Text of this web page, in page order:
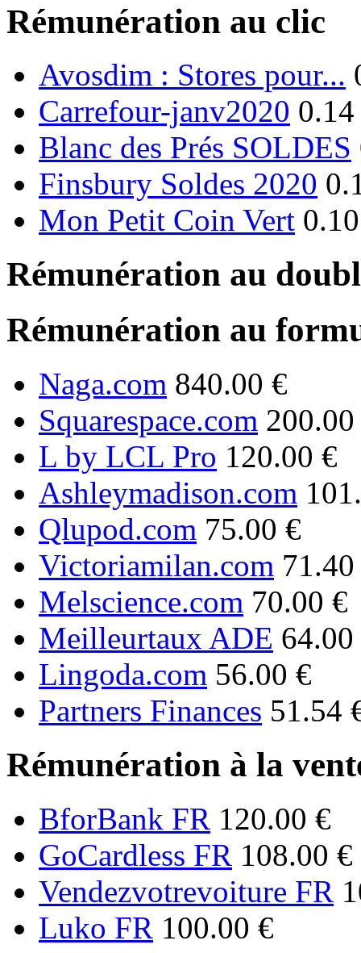
Rémunération au clic
Avosdim : Stores pour...
Carrefour-janv2020
Blanc des Prés SOLDES
Finsbury Soldes 2020
Mon Petit Coin Vert
Rémunération au
Rémunération au
Naga.com 840.00 €
Squarespace.com
L by LCL Pro 120.00 €
Ashleymadison.com
Qlupod.com 75.00 €
Victoriamilan.com
Melscience.com 70.00 €
Meilleurtaux ADE 64.00
Lingoda.com 56.00 €
Partners Finances 51.54
Rémunération à la
BforBank FR 120.00 €
GoCardless FR 108.00 €
Vendezvotrevoiture FR
Luko FR 100.00 €